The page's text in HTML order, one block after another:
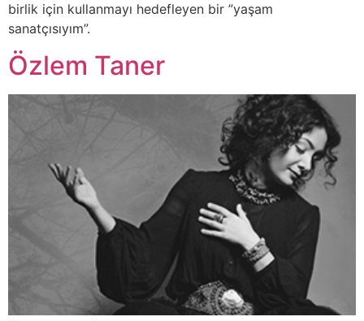
birlik için kullanmayı hedefleyen bir ”yaşam
sanatçısıyım”.
Özlem Taner